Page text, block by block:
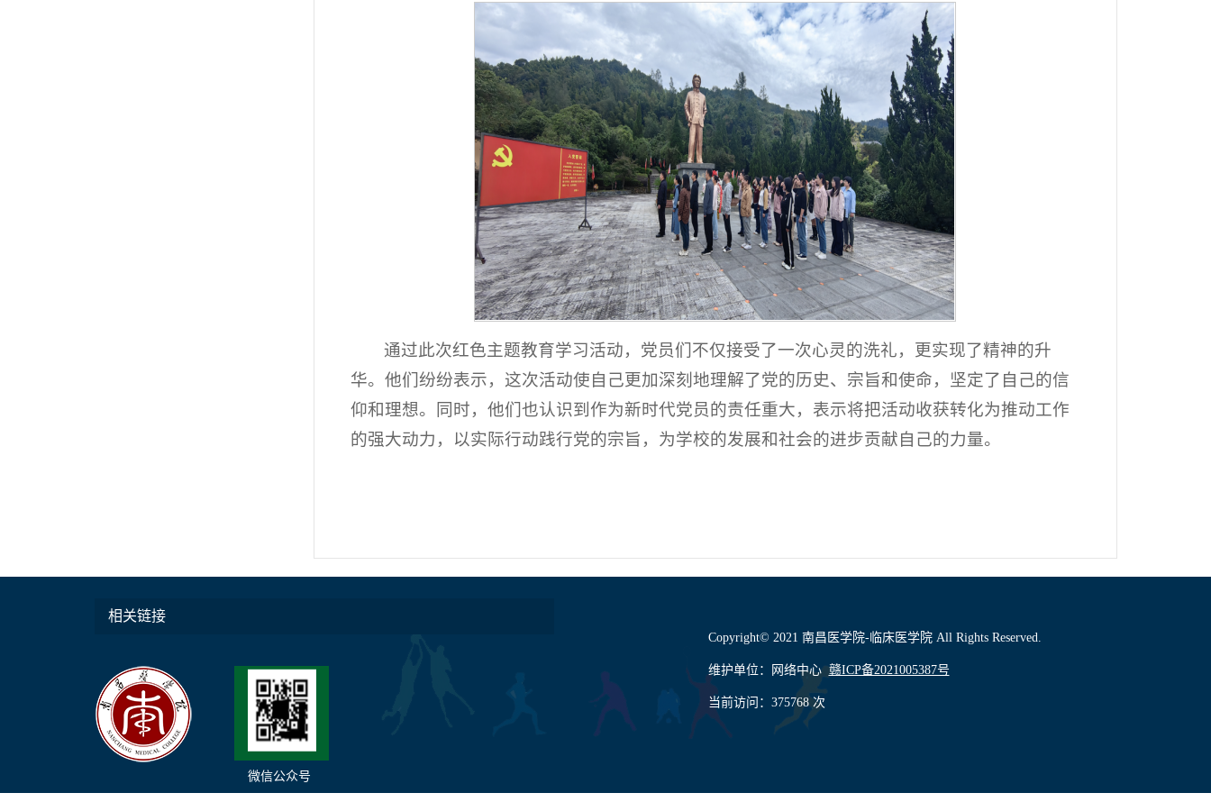
通过此次红色主题教育学习活动，党员们不仅接受了一次心灵的洗礼，更实现了精神的升
华。他们纷纷表示，这次活动使自己更加深刻地理解了党的历史、宗旨和使命，坚定了自己的信
仰和理想。同时，他们也认识到作为新时代党员的责任重大，表示将把活动收获转化为推动工作
的强大动力，以实际行动践行党的宗旨，为学校的发展和社会的进步贡献自己的力量。
相关链接
微信公众号
Copyright© 2021 南昌医学院-临床医学院 All Rights Reserved.
维护单位：网络中心赣ICP备2021005387号
当前访问： 375768 次